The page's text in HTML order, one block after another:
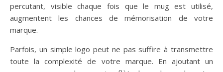
percutant, visible chaque fois que le mug est utilisé,
augmentent les chances de mémorisation de votre
marque.
Parfois, un simple logo peut ne pas suffire à transmettre
toute la complexité de votre marque. En ajoutant un